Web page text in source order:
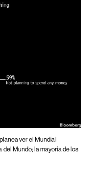
ver el Mundial
Mundo; la mayoría de los